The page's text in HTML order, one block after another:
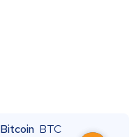
Bitcoin BTC